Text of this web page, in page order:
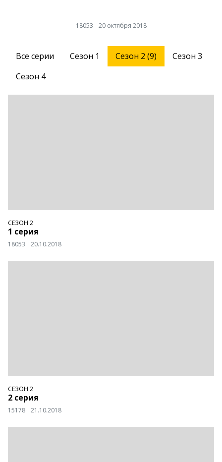
18053 20 октября 2018
Все серии Сезон 1 Сезон 2 (9)
Сезон 3
Сезон 4
СЕЗОН 2
1 серия
18053 20.10.2018
СЕЗОН 2
2 серия
15178 21.10.2018